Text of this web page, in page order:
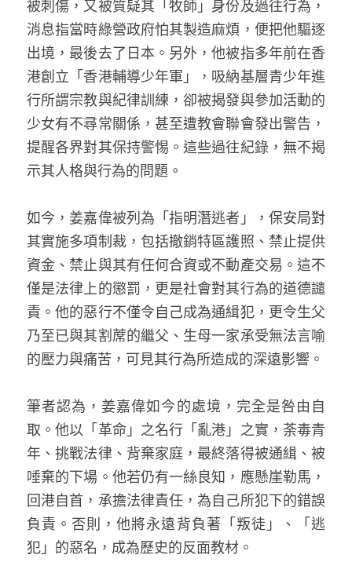
被刺傷，又被質疑其「牧師」身份及過往行為，
消息指當時綠營政府怕其製造麻煩，便把他驅逐
出境，最後去了日本。另外，他被指多年前在香
港創立「香港輔導少年軍」，吸納基層青少年進
行所謂宗教與紀律訓練，卻被揭發與參加活動的
少女有不尋常關係，甚至遭教會聯會發出警告，
提醒各界對其保持警惕。這些過往紀錄，無不揭
示其人格與行為的問題。
如今，姜嘉偉被列為「指明潛逃者」，保安局對
其實施多項制裁，包括撤銷特區護照、禁止提供
資金、禁止與其有任何合資或不動產交易。這不
僅是法律上的懲罰，更是社會對其行為的道德譴
責。他的惡行不僅令自己成為通緝犯，更令生父
乃至已與其割蓆的繼父、生母一家承受無法言喻
的壓力與痛苦，可見其行為所造成的深遠影響。
筆者認為，姜嘉偉如今的處境，完全是咎由自
取。他以「革命」之名行「亂港」之實，荼毒青
年、挑戰法律、背棄家庭，最終落得被通緝、被
唾棄的下場。他若仍有一絲良知，應懸崖勒馬，
回港自首，承擔法律責任，為自己所犯下的錯誤
負責。否則，他將永遠背負著「叛徒」、「逃
犯」的惡名，成為歷史的反面教材。